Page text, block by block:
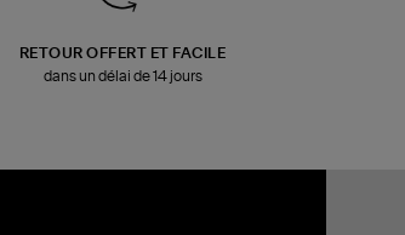
RETOUR OFFERT ET FACILE
dans un délai de 14 jours